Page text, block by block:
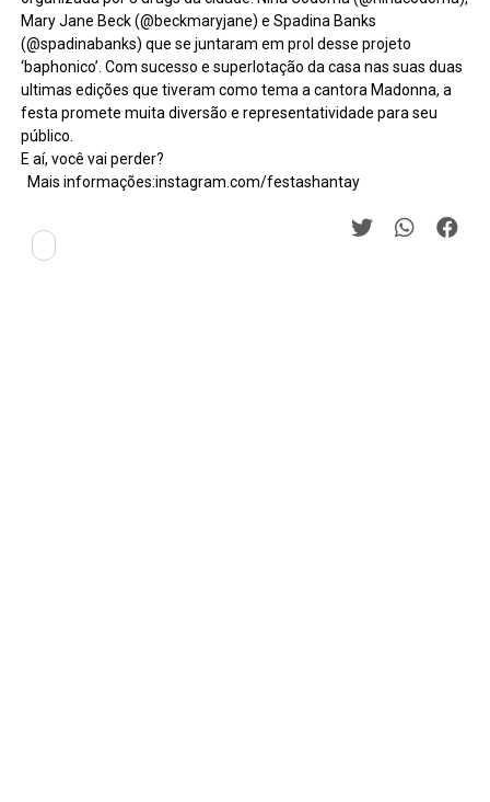
Mary Jane Beck (@beckmaryjane) e Spadina Banks
(@spadinabanks) que se juntaram em prol desse projeto
‘baphonico’. Com sucesso e superlotação da casa nas suas duas
ultimas edições que tiveram como tema a cantora Madonna, a
festa promete muita diversão e representatividade para seu
público.
E aí, você vai perder?
Mais informações:instagram.com/festashantay